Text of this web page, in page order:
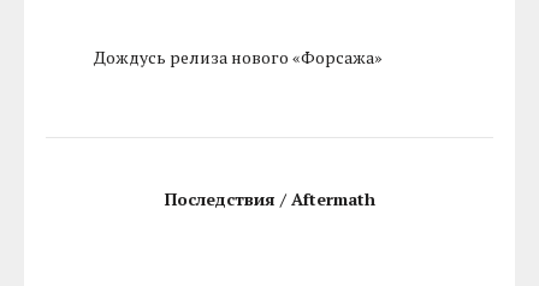
Дождусь релиза нового «Форсажа»
Последствия / Aftermath